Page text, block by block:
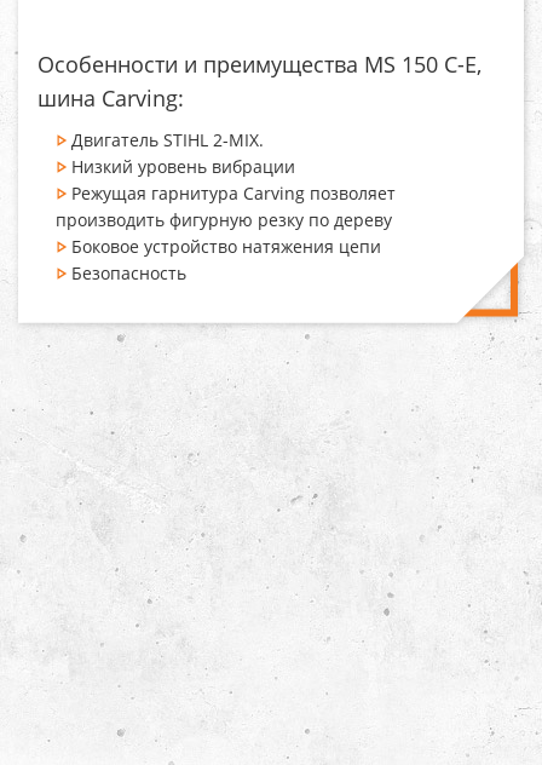
Особенности и преимущества MS 150 C-E,
шина Carving:
Двигатель STIHL 2-MIX.
Низкий уровень вибрации
Режущая гарнитура Carving позволяет
производить фигурную резку по дереву
Боковое устройство натяжения цепи
Безопасность